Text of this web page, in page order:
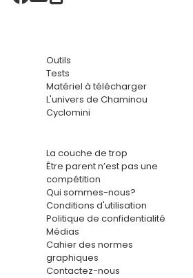
Outils
Tests
Matériel à télécharger
L'univers de Chaminou
Cyclomini
La couche de trop
Être parent n’est pas une
compétition
Qui sommes-nous?
Conditions d'utilisation
Politique de confidentialité
Médias
Cahier des normes
graphiques
Contactez-nous